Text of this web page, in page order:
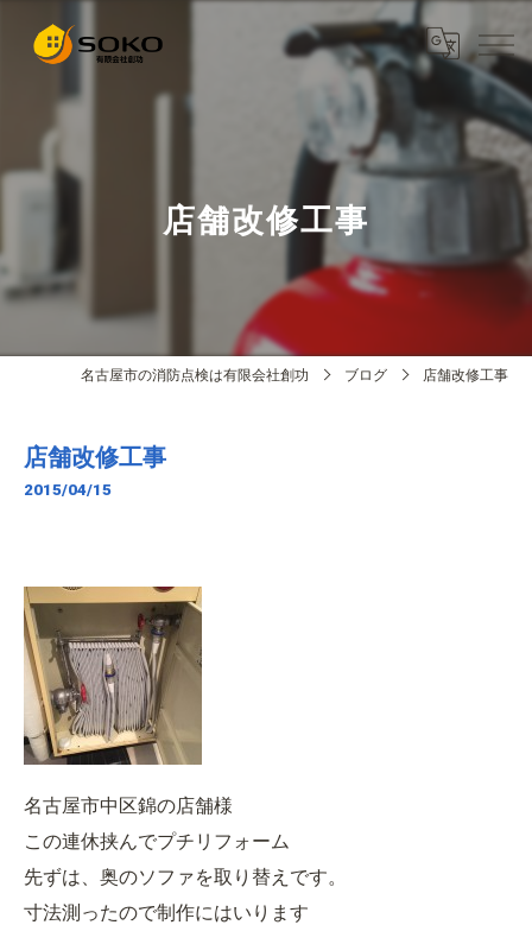
店舗改修工事
名古屋市の消防点検は有限会社創功 ブログ 店舗改修工事
店舗改修工事
2015/04/15
名古屋市中区錦の店舗様
この連休挟んでプチリフォーム
先ずは、奥のソファを取り替えです。
寸法測ったので制作にはいります